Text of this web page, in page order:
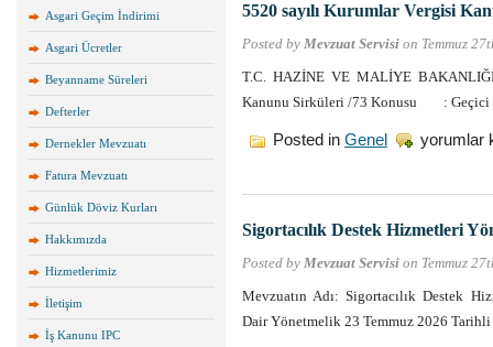
Asgari Geçim İndirimi
Asgari Ücretler
Beyanname Süreleri
Defterler
Dernekler Mevzuatı
Fatura Mevzuatı
Günlük Döviz Kurları
Hakkımızda
Hizmetlerimiz
İletişim
İş Kanunu IPC
5520 sayılı Kurumlar Vergisi
Posted by Mevzuat Servisi on Temmuz
T.C. HAZİNE VE MALİYE
Kanunu Sirküleri /73 Konusu :
Posted in Genel
5520
sayılı
Sirküleri
için
yorumlar
Sigortacılık Destek Hizmetleri
Posted by Mevzuat Servisi on Temmuz
Mevzuatın Adı: Sigortacılık Destek
Dair Yönetmelik 23 Temmuz 2026